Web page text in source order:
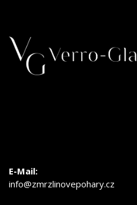
E-Mail:
info@zmrzlinovepohary.cz